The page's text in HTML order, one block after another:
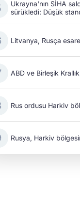
Ukrayna'nın SİHA
sürükledi: Düşük
Litvanya, Rusça
ABD ve Birleşik
Rus ordusu Harkiv
Rusya, Harkiv